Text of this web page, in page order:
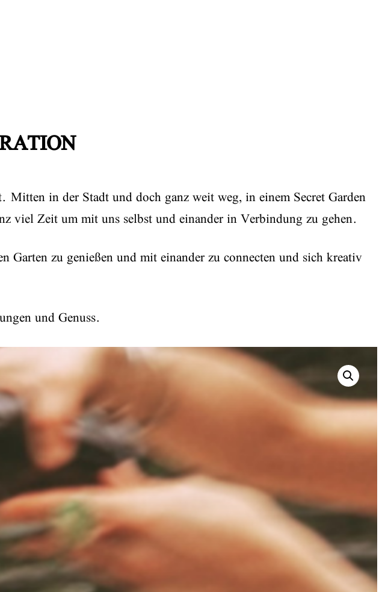
Mitten in der Stadt und doch ganz weit weg, in einem Secret Garden
viel Zeit um mit uns selbst und einander in Verbindung zu gehen.
zu genießen und mit einander zu connecten und sich kreativ
und Genuss.